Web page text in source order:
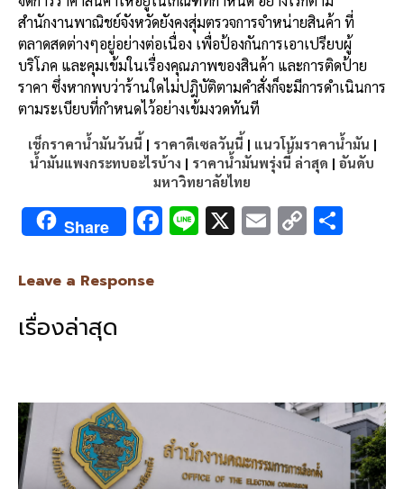
สำนักงานพาณิชย์จังหวัดยังคงสุ่มตรวจการจำหน่ายสินค้า ที่
ตลาดสดต่างๆอยู่อย่างต่อเนื่อง เพื่อป้องกันการเอาเปรียบผู้
บริโภค และคุมเข้มในเรื่องคุณภาพของสินค้า และการติดป้าย
ราคา ซึ่งหากพบว่าร้านใดไม่ปฎิบัติตามคำสั่งก็จะมีการดำเนินการ
ตามระเบียบที่กำหนดไว้อย่างเข้มงวดทันที
เช็กราคาน้ำมันวันนี้ | ราคาดีเซลวันนี้ | แนวโน้มราคาน้ำมัน |
น้ำมันแพงกระทบอะไรบ้าง | ราคาน้ำมันพรุ่งนี้ ล่าสุด | อันดับ
มหาวิทยาลัยไทย
Share F
k
Li X E C
Leave a Response
เรื่องล่าสุด